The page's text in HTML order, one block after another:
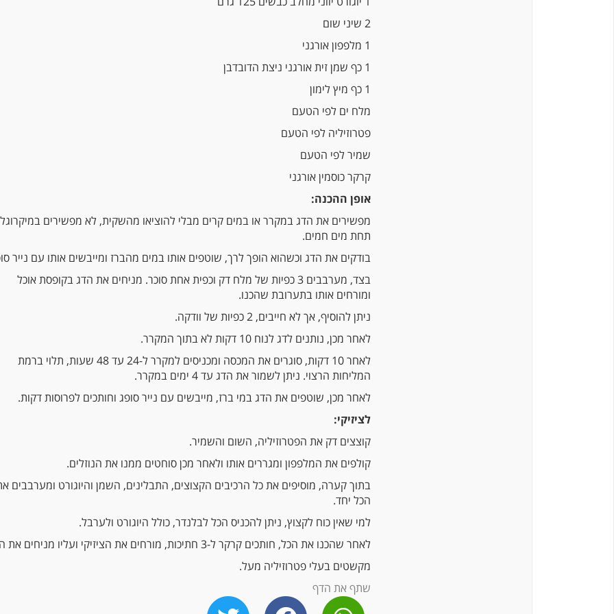
2 שיני שום
1 מלפפון אורגני
1 כף שמן זית אורגני ניצת הדובדבן
1 כף מיץ לימון
מלח ים לפי הטעם
פטרוזיליה לפי הטעם
שמיר לפי הטעם
קרקר כוסמין אורגני
אופן ההכנה:
מפשירים את הדג במקרר או במים קרים מבלי להוציאו מהשקית, לא מפשירים
תחת מים חמים.
בודקים את הדג וכשהוא הופך לרך, שוטפים אותו במים מהברז ומייבשים אותו עם נייר
בצד, מערבבים 3 כפיות של מלח דק וכפית אחת סוכר. מניחים את הדג בקופסת אוכל
ומורחים אותו בתערובת שהכנו.
ניתן להוסיף, אך לא חייבים, 2 כפיות של וודקה.
לאחר מכן, נותנים לדג לנוח 10 דקות לא בתוך המקרר.
לאחר 10 דקות, סוגרים את המכסה ומכניסים למקרר ל-24 עד 48 שעות, תלוי ברמת
המליחות הרצוי. ניתן לשמור את הדג עד 4 ימים במקרר.
לאחר מכן, שוטפים את הדג במי ברז, מייבשים עם נייר סופג וחותכים לפרוסות דקות.
לציזיקי:
קוצצים דק את הפטרוזיליה, השום והשמיר.
קולפים את המלפפון ומגררים אותו ולאחר מכן סוחטים ממנו את הנוזלים.
בתוך קערה, מוסיפים את כל הרכיבים הקצוצים, התבלינים, השמן והיוגורט ומערבבים
הכל יחד.
למי שאין כוח לקצוץ, ניתן להכניס הכל לבלנדר, כולל היוגורט ולערבל.
לאחר שהכנו את הכל, חותכים קרקר ל-3 חתיכות, מורחים את הציזיקי ועליו מניחים את הדג.
מקשטים בעלי פטרוזיליה מעל.
שתף את הדף